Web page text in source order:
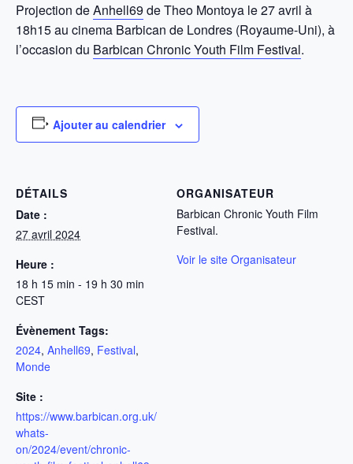
Projection deAnhell69 de Theo Montoya le 27 avril à
18h15 au cinema Barbican de Londres (Royaume-Uni), à
l’occasion du Barbican Chronic Youth Film Festival.
Ajouter au calendrier
DÉTAILS
Date :
27 avril 2024
Heure :
18 h 15 min - 19 h 30 min
CEST
Évènement Tags:
2024, Anhell69, Festival,
Monde
Site :
https://www.barbican.org.uk/
whats-
on/2024/event/chronic-
ORGANISATEUR
Barbican Chronic Youth Film
Festival.
Voir le site Organisateur